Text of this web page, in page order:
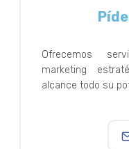
Ofrecemos
marketing
alcance todo su